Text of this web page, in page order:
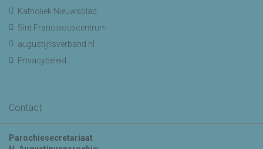
Katholiek Nieuwsblad
Sint Franciscuscentrum
augustijnsverband.nl
Privacybeleid
Contact
Parochiesecretariaat